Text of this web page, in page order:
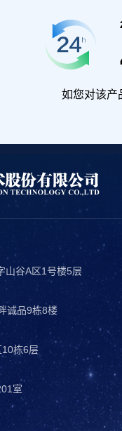
如您对该产
山谷A区1号楼5层
诚品9栋8楼
10栋6层
室